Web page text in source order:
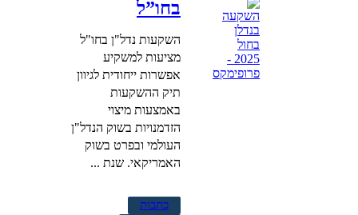
בחו”ל
השקעות נדל"ן בחו"ל
מציעות למשקיע
אפשרות ייחודית לגיוון
תיק ההשקעות
באמצעות מיצוי
הזדמנויות בשוק הנדל"ן
העולמי ובפרט בשוק
האמריקאי. שנת ...
כתבות